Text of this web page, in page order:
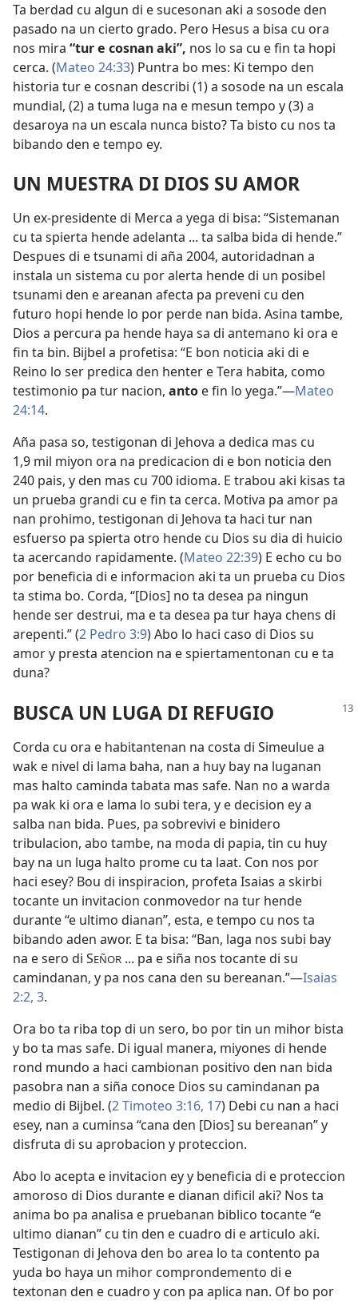
Ta berdad cu algun di e sucesonan aki a sosode den
pasado na un cierto grado. Pero Hesus a bisa cu ora
nos mira “tur e cosnan aki”, nos lo sa cu e fin ta hopi
cerca. (Mateo 24:33) Puntra bo mes: Ki tempo den
historia tur e cosnan describi (1) a sosode na un escala
mundial, (2) a tuma luga na e mesun tempo y (3) a
desaroya na un escala nunca bisto? Ta bisto cu nos ta
bibando den e tempo ey.
UN MUESTRA DI DIOS SU AMOR
Un ex-presidente di Merca a yega di bisa: “Sistemanan
cu ta spierta hende adelanta ... ta salba bida di hende.”
Despues di e tsunami di aña 2004, autoridadnan a
instala un sistema cu por alerta hende di un posibel
tsunami den e areanan afecta pa preveni cu den
futuro hopi hende lo por perde nan bida. Asina tambe,
Dios a percura pa hende haya sa di antemano ki ora e
fin ta bin. Bijbel a profetisa: “E bon noticia aki di e
Reino lo ser predica den henter e Tera habita, como
testimonio pa tur nacion, anto e fin lo yega.”—Mateo
24:14.
Aña pasa so, testigonan di Jehova a dedica mas cu
1,9 mil miyon ora na predicacion di e bon noticia den
240 pais, y den mas cu 700 idioma. E trabou aki kisas ta
un prueba grandi cu e fin ta cerca. Motiva pa amor pa
nan prohimo, testigonan di Jehova ta haci tur nan
esfuerso pa spierta otro hende cu Dios su dia di huicio
ta acercando rapidamente. (Mateo 22:39) E echo cu bo
por beneficia di e informacion aki ta un prueba cu Dios
ta stima bo. Corda, “[Dios] no ta desea pa ningun
hende ser destrui, ma e ta desea pa tur haya chens di
arepenti.” (2 Pedro 3:9) Abo lo haci caso di Dios su
amor y presta atencion na e spiertamentonan cu e ta
duna?
BUSCA UN LUGA DI REFUGIO
Corda cu ora e habitantenan na costa di Simeulue a
wak e nivel di lama baha, nan a huy bay na luganan
mas halto caminda tabata mas safe. Nan no a warda
pa wak ki ora e lama lo subi tera, y e decision ey a
salba nan bida. Pues, pa sobrevivi e binidero
tribulacion, abo tambe, na moda di papia, tin cu huy
bay na un luga halto prome cu ta laat. Con nos por
haci esey? Bou di inspiracion, profeta Isaias a skirbi
tocante un invitacion conmovedor na tur hende
durante “e ultimo dianan”, esta, e tempo cu nos ta
bibando aden awor. E ta bisa: “Ban, laga nos subi bay
na e sero di SEÑOR ... pa e siña nos tocante di su
camindanan, y pa nos cana den su bereanan.”—Isaias
2:2, 3.
Ora bo ta riba top di un sero, bo por tin un mihor bista
y bo ta mas safe. Di igual manera, miyones di hende
rond mundo a haci cambionan positivo den nan bida
pasobra nan a siña conoce Dios su camindanan pa
medio di Bijbel. (2 Timoteo 3:16, 17) Debi cu nan a haci
esey, nan a cuminsa “cana den [Dios] su bereanan” y
disfruta di su aprobacion y proteccion.
Abo lo acepta e invitacion ey y beneficia di e proteccion
amoroso di Dios durante e dianan dificil aki? Nos ta
anima bo pa analisa e pruebanan biblico tocante “e
ultimo dianan” cu tin den e cuadro di e articulo aki.
Testigonan di Jehova den bo area lo ta contento pa
yuda bo haya un mihor comprondemento di e
textonan den e cuadro y con pa aplica nan. Of bo por